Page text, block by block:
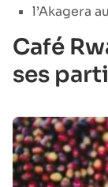
l’Akagera
Café
ses